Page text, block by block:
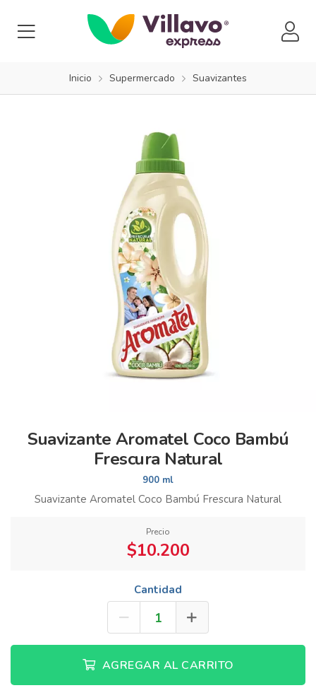
Inicio Supermercado Suavizantes
Suavizante Aromatel Coco Bambú
Frescura Natural
900 ml
Suavizante Aromatel Coco Bambú Frescura Natural
Precio
$10.200
Cantidad
AGREGAR AL CARRITO